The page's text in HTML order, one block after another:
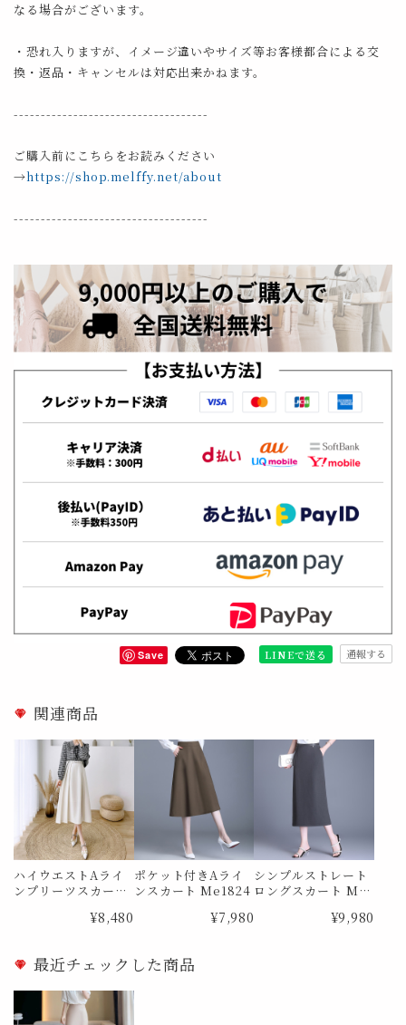
なる場合がございます。
・恐れ入りますが、イメージ違いやサイズ等お客様都合による交
換・返品・キャンセルは対応出来かねます。
------------------------------------
ご購入前にこちらをお読みください
→https://shop.melffy.net/about
------------------------------------
Save LINEで送る 通報する
関連商品
ハイウエストAライ
ンプリーツスカート
¥8,480
ポケット付きAライ
ンスカート Me1824
¥7,980
シンプルストレート
ロングスカート Me1
¥9,980
最近チェックした商品